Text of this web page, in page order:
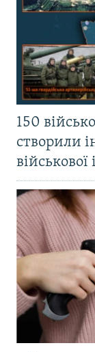
150
створили
військової